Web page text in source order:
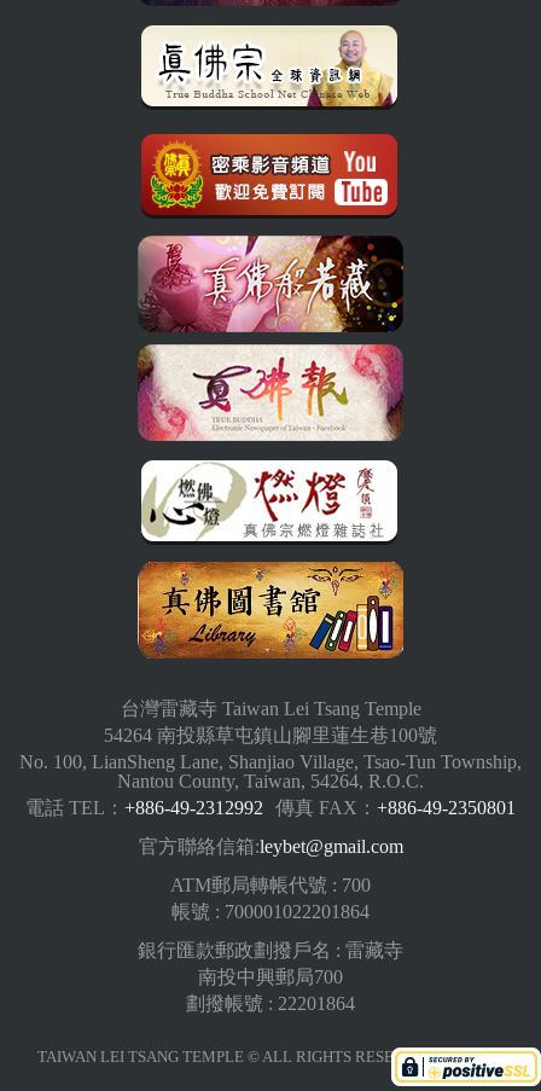
台灣雷藏寺 Taiwan Lei Tsang Temple
54264 南投縣草屯鎮山腳里蓮生巷100號
No. 100, LianSheng Lane, Shanjiao Village, Tsao-Tun Township,
Nantou County, Taiwan, 54264, R.O.C.
電話 TEL： +886-49-2312992 傳真 FAX： +886-49-2350801
官方聯絡信箱:leybet@gmail.com
ATM郵局轉帳代號 : 700
帳號 : 700001022201864
銀行匯款郵政劃撥戶名 : 雷藏寺
南投中興郵局700
劃撥帳號 : 22201864
TAIWAN LEI TSANG TEMPLE © ALL RIGHTS RESERVED.版權聲明